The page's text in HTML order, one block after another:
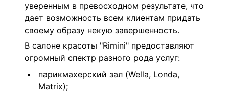
уверенным в превосходном результате, что
дает возможность всем клиентам придать
своему образу некую завершенность.
В салоне красоты "Rimini" предоставляют
огромный спектр разного рода услуг:
парикмахерский зал (Wella, Londa,
Matrix);